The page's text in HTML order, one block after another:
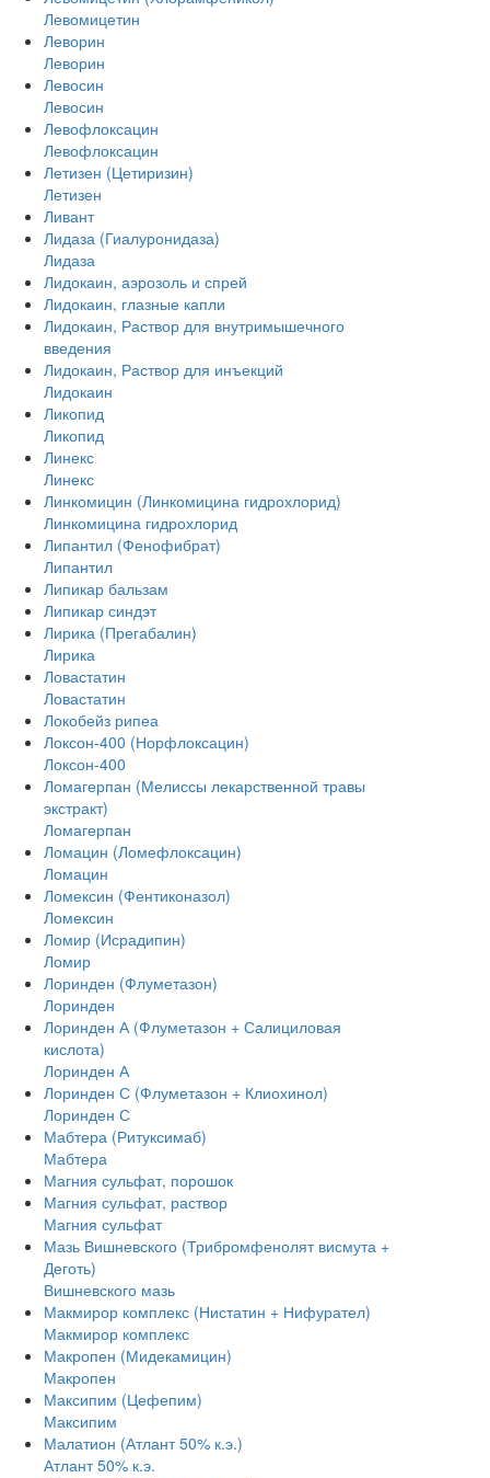
Левомицетин
Леворин
Леворин
Левосин
Левосин
Левофлоксацин
Левофлоксацин
Летизен (Цетиризин)
Летизен
Ливант
Лидаза (Гиалуронидаза)
Лидаза
Лидокаин, аэрозоль и спрей
Лидокаин, глазные капли
Лидокаин, Раствор для внутримышечного
введения
Лидокаин, Раствор для инъекций
Лидокаин
Ликопид
Ликопид
Линекс
Линекс
Линкомицин (Линкомицина гидрохлорид)
Линкомицина гидрохлорид
Липантил (Фенофибрат)
Липантил
Липикар бальзам
Липикар синдэт
Лирика (Прегабалин)
Лирика
Ловастатин
Ловастатин
Локобейз рипеа
Локсон-400 (Норфлоксацин)
Локсон-400
Ломагерпан (Мелиссы лекарственной травы
экстракт)
Ломагерпан
Ломацин (Ломефлоксацин)
Ломацин
Ломексин (Фентиконазол)
Ломексин
Ломир (Исрадипин)
Ломир
Лоринден (Флуметазон)
Лоринден
Лоринден А (Флуметазон + Салициловая
кислота)
Лоринден А
Лоринден С (Флуметазон + Клиохинол)
Лоринден С
Мабтера (Ритуксимаб)
Мабтера
Магния сульфат, порошок
Магния сульфат, раствор
Магния сульфат
Мазь Вишневского (Трибромфенолят висмута +
Деготь)
Вишневского мазь
Макмирор комплекс (Нистатин + Нифурател)
Макмирор комплекс
Макропен (Мидекамицин)
Макропен
Максипим (Цефепим)
Максипим
Малатион (Атлант 50% к.э.)
Атлант 50% к.э.